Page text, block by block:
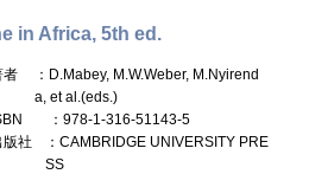
in Africa, 5th ed.
者
：D.Mabey, M.W.Weber, M.Nyirend
a, et al.(eds.)
：978-1-316-51143-5
版社
：CAMBRIDGE UNIVERSITY PRE
SS